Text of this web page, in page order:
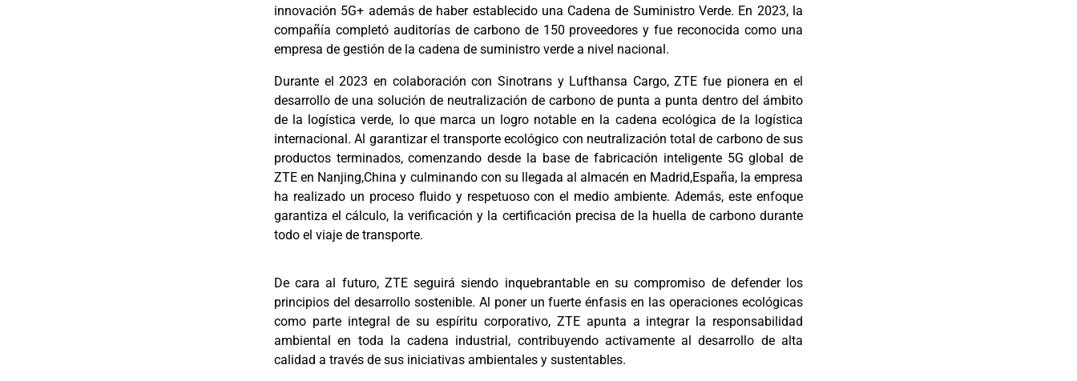
innovación 5G+ además de haber establecido una Cadena de Suministro Verde. En 2023, la
compañía completó auditorías de carbono de 150 proveedores y fue reconocida como una
empresa de gestión de la cadena de suministro verde a nivel nacional.
Durante el 2023 en colaboración con Sinotrans y Lufthansa Cargo, ZTE fue pionera en el
desarrollo de una solución de neutralización de carbono de punta a punta dentro del ámbito
de la logística verde, lo que marca un logro notable en la cadena ecológica de la logística
internacional. Al garantizar el transporte ecológico con neutralización total de carbono de sus
productos terminados, comenzandodesde la base de fabricación inteligente 5G global de
ZTE en Nanjing,China y culminando con su llegadaal almacén en Madrid,España, la empresa
ha realizado un proceso fluido y respetuoso con el medioambiente. Además, este enfoque
garantiza el cálculo, la verificación y la certificación precisa de la huella de carbono durante
todo el viaje de transporte.
De cara al futuro, ZTE seguirá siendo inquebrantable en su compromiso de defender los
principios del desarrollo sostenible. Al poner un fuerte énfasis en las operaciones ecológicas
como parte integral de su espíritu corporativo, ZTE apunta a integrar la responsabilidad
ambiental en toda la cadena industrial, contribuyendo activamente al desarrollo de alta
calidad a través de sus iniciativas ambientales y sustentables.